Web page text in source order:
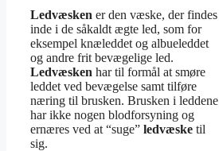
Ledvæsken er den væske, der findes
inde i de såkaldt ægte led, som for
eksempel knæleddet og albueleddet
og andre frit bevægelige led.
Ledvæsken har til formål at smøre
leddet ved bevægelse samt tilføre
næring til brusken. Brusken i leddene
har ikke nogen blodforsyning og
ernæres ved at “suge” ledvæske til
sig.